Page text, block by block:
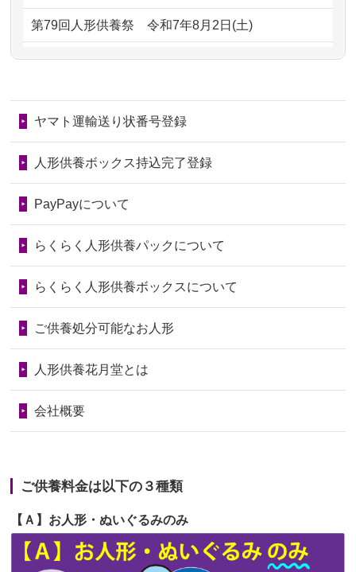
子どもの頃、妹と一緒にお雛様を出し
ました。お...
ので、お願...
2026/06/28以前和人形やぬいぐるみを供養いただ
いたことが...
の回りの物...
2026/06/28人形たちに これまで本当にありがとう
2026/06/24今は亡き両親が孫（私の子供）の初節
句に贈って...
2026/06/23ありがとうね
の祖父母か...
2026/06/20
雛人形をお道具も含め一式で引き取っ
てくださる...
供養が終わったお人形以外はどうして
るのですか？
しょうか？
2024/01/04ガラスケースは外しても良いですか？
第79回人形供養祭令和7年8月2日(土)
第78回人形供養祭令和7年6月20日(金)
第76回人形供養祭令和7年2月28日(金)
第75回人形供養祭令和7年1月17日(金)
第73回人形供養祭令和6年10月17日(木)
第71回人形供養祭令和6年8月1日(木)
第70回人形供養祭令和6年6月21日(金)
第68回人形供養祭令和6年3月22日(金)
第65回人形供養祭令和5年11月09日(木)
第64回人形供養祭令和5年9月21日(木)
第63回人形供養祭 令和5年8月1日(火)
ヤマト運輸送り状番号登録
人形供養ボックス持込完了登録
PayPayについて
らくらく人形供養パックについて
らくらく人形供養ボックスについて
ご供養処分可能なお人形
人形供養花月堂とは
会社概要
ご供養料金は以下の３種類
【Ａ】お人形・ぬいぐるみのみ